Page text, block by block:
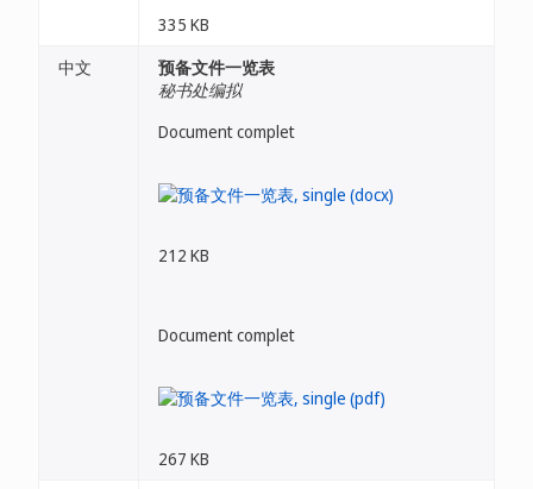
335 KB
中文
预备文件一览表
秘书处编拟
Document complet
212 KB
Document complet
267 KB